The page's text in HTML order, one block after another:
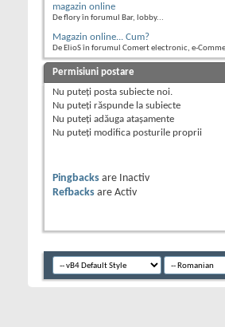
magazin online
De flory în forumul Bar, lobby...
Magazin online... Cum?
De ElioS în forumul Comert electronic, e-
Permisiuni postare
Nu puteţi posta subiecte noi.
Nu puteţi răspunde la subiecte
Nu puteţi adăuga ataşamente
Nu puteţi modifica posturile proprii
Pingbacks are
Inactiv
Refbacks are Activ